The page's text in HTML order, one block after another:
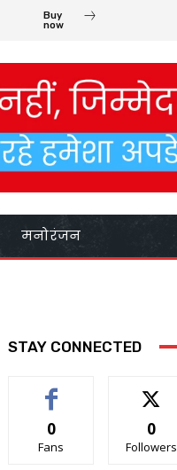
Buy
now
मनोरंजन
STAY CONNECTED
0
Fans
0
Followers